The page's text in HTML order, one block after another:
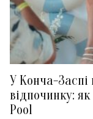
У Конча-Заспі
відпочинку:
Pool